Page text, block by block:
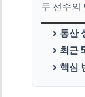
두 선수의
통산
최근
핵심